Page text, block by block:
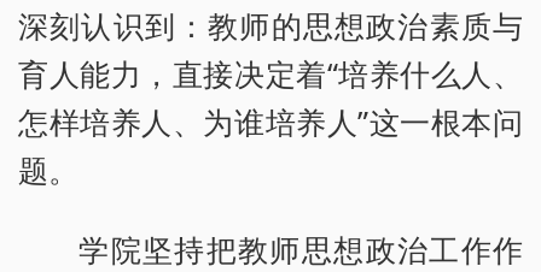
深刻认识到：教师的思想政治素质与
育人能力，直接决定着“培养什么人、
怎样培养人、为谁培养人”这一根本问
题。
学院坚持把教师思想政治工作作